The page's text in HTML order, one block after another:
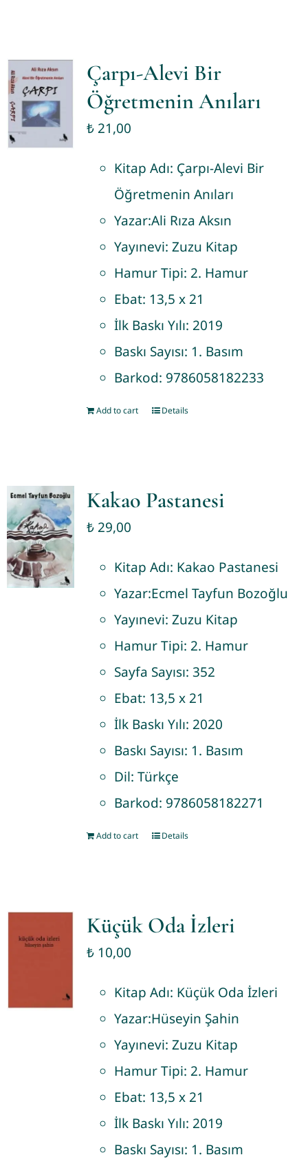
Çarpı-Alevi Bir
Öğretmenin Anıları
₺21,00
Kitap Adı: Çarpı-Alevi Bir
Öğretmenin Anıları
Yazar:Ali Rıza Aksın
Yayınevi: Zuzu Kitap
Hamur Tipi: 2. Hamur
Ebat: 13,5 x 21
İlk Baskı Yılı: 2019
Baskı Sayısı: 1. Basım
Barkod: 9786058182233
Add to cart Details
Kakao Pastanesi
₺29,00
Kitap Adı: Kakao Pastanesi
Yazar:Ecmel Tayfun Bozoğlu
Yayınevi: Zuzu Kitap
Hamur Tipi: 2. Hamur
Sayfa Sayısı: 352
Ebat: 13,5 x 21
İlk Baskı Yılı: 2020
Baskı Sayısı: 1. Basım
Dil: Türkçe
Barkod: 9786058182271
Add to cart Details
Küçük Oda İzleri
₺10,00
Kitap Adı: Küçük Oda İzleri
Yazar:Hüseyin Şahin
Yayınevi: Zuzu Kitap
Hamur Tipi: 2. Hamur
Ebat: 13,5 x 21
İlk Baskı Yılı: 2019
Baskı Sayısı: 1. Basım